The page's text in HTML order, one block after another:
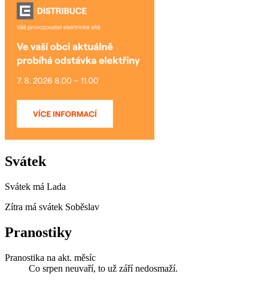
Svátek
Svátek má Lada
Zítra má svátek Soběslav
Pranostiky
Pranostika na akt. měsíc
Co srpen neuvaří, to už září nedosmaží.